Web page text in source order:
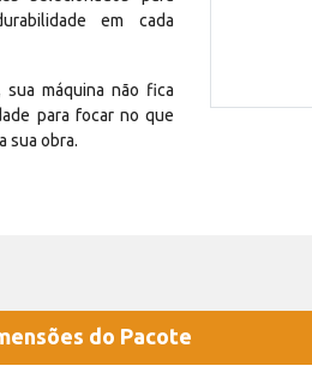
em cada
sua máquina não fica
para focar no que
sua obra.
do Pacote